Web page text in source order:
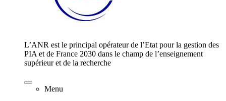
L’ANR est le principal opérateur de l’Etat pour la gestion des
PIA et de France 2030 dans le champ de l’enseignement
supérieur et de la recherche
Menu